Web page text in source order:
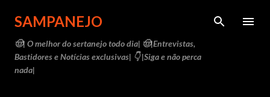
Pular para o conteúdo principal
SAMPANEJO
🤠| O melhor do sertanejo todo dia| 🤠|Entrevistas,
Bastidores e Notícias exclusivas| 👇 |Siga e não perca
nada|